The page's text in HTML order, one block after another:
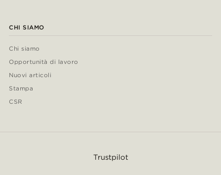
CHI SIAMO
Chi siamo
Opportunità di lavoro
Nuovi articoli
Stampa
CSR
Trustpilot